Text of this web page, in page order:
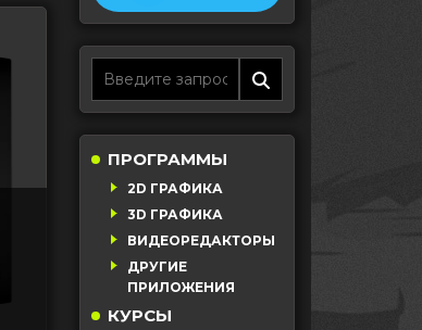
ПРОГРАММЫ
2D ГРАФИКА
3D ГРАФИКА
ВИДЕОРЕДАКТОРЫ
ДРУГИЕ
ПРИЛОЖЕНИЯ
КУРСЫ